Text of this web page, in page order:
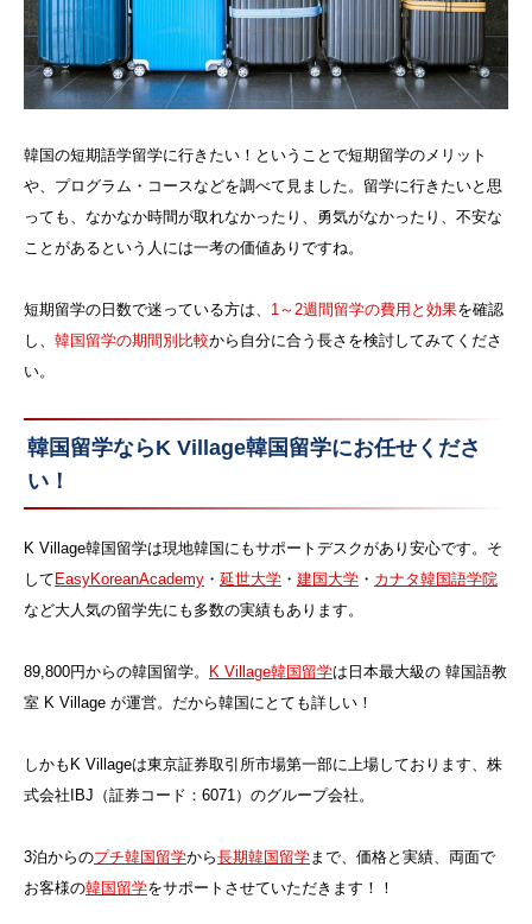
韓国の短期語学留学に行きたい！ということで短期留学のメリット
や、プログラム・コースなどを調べて見ました。留学に行きたいと思
っても、なかなか時間が取れなかったり、勇気がなかったり、不安な
ことがあるという人には一考の価値ありですね。
短期留学の日数で迷っている方は、 1～2週間留学の費用と効果を確認
し、 韓国留学の期間別比較から自分に合う長さを検討してみてくださ
い。
韓国留学ならK Village韓国留学にお任せくださ
い！
K Village韓国留学は現地韓国にもサポートデスクがあり安心です。そ
して EasyKoreanAcademy ・ 延世大学 ・ 建国大学 ・ カナタ韓国語学院
など大人気の留学先にも多数の実績もあります。
89,800円からの韓国留学。 K Village韓国留学は日本最大級の 韓国語教
室 K Village が運営。だから韓国にとても詳しい！
しかもK Villageは東京証券取引所市場第一部に上場しております、株
式会社IBJ（証券コード：6071）のグループ会社。
3泊からのプチ韓国留学から長期韓国留学まで、価格と実績、両面で
お客様の韓国留学をサポートさせていただきます！！